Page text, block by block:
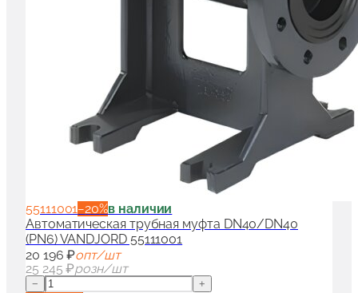
55111001−20%в наличии
Автоматическая трубная муфта DN40/DN40
(PN6) VANDJORD 55111001
20 196 ₽опт/шт
25 245 ₽розн/шт
−
+